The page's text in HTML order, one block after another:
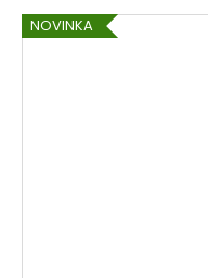
NOVINKA